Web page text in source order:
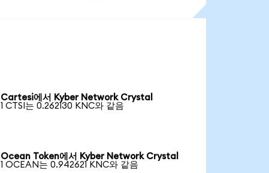
Cartesi에서 Kyber Network Crystal
1 CTSI는 0.262130 KNC와 같음
Ocean Token에서 Kyber Network Crystal
1 OCEAN는 0.942621 KNC와 같음